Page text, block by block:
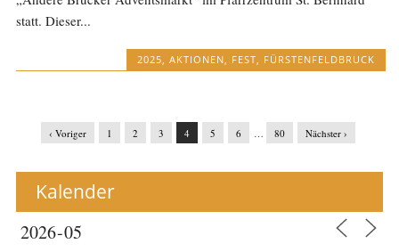
statt. Dieser...
2025 AKTIONEN FEST FÜRSTENFELDBRUCK
‹ Voriger 1 2 3 4 5 6 … 80 Nächster ›
Kalender